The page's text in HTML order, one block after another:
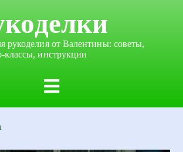
рукоделия от Валентины: советы,
классы, инструкции